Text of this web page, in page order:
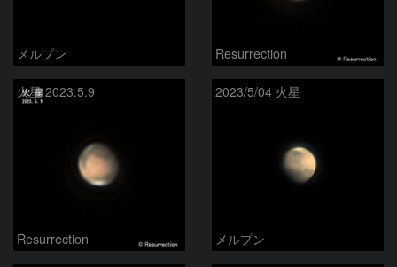
メルプン Resurrection
火星 2023.5.9
Resurrection
2023/5/04 火星
メルプン